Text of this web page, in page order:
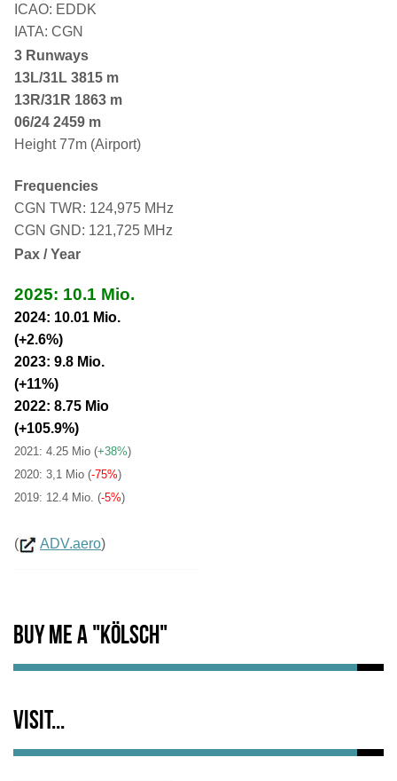
ICAO: EDDK
IATA: CGN
3 Runways
13L/31L 3815 m
13R/31R 1863 m
06/24 2459 m
Height 77m (Airport)
Frequencies
CGN TWR: 124,975 MHz
CGN GND: 121,725 MHz
Pax / Year
2025: 10.1 Mio.
2024: 10.01 Mio.
(+2.6%)
2023: 9.8 Mio.
(+11%)
2022: 8.75 Mio
(+105.9%)
2021: 4.25 Mio (+38%)
2020: 3,1 Mio (-75%)
2019: 12.4 Mio. (-5%)
( ADV.aero)
Buy me a "Kölsch"
Visit...